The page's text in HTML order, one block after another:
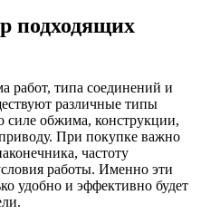
подходящих
работ, типа соединений и
различные типы
силе обжима, конструкции,
При покупке важно
частоту
работы. Именно эти
удобно и эффективно будет